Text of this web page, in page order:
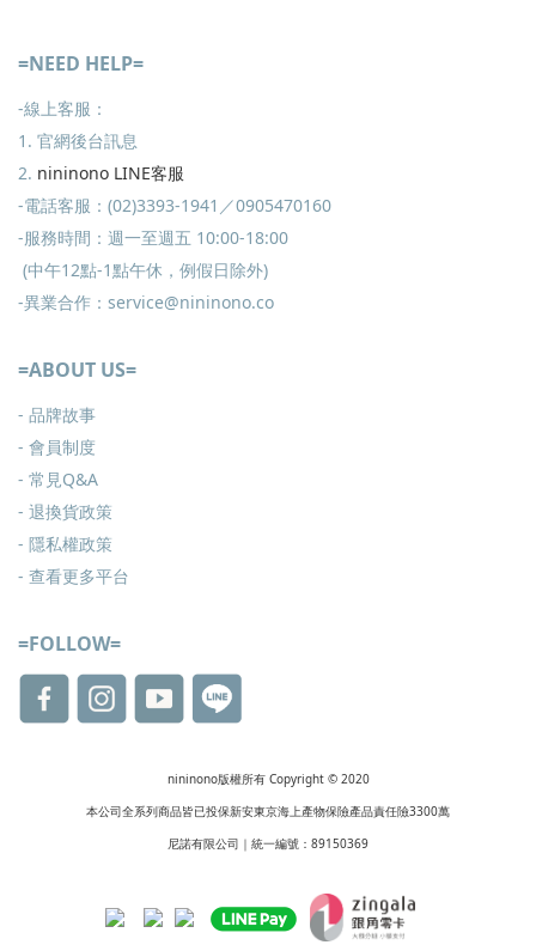
=NEED HELP=
-線上客服：
1. 官網後台訊息
2. nininono LINE客服
-電話客服：(02)3393-1941／0905470160
-服務時間：週一至週五 10:00-18:00
(中午12點-1點午休，例假日除外)
-異業合作：service@nininono.co
=ABOUT US=
- 品牌故事
- 會員制度
- 常見Q&A
- 退換貨政策
- 隱私權政策
- 查看更多平台
=FOLLOW=
nininono版權所有 Copyright © 2020
本公司全系列商品皆已投保新安東京海上產物保險產品責任險3300萬
尼諾有限公司｜統一編號：89150369